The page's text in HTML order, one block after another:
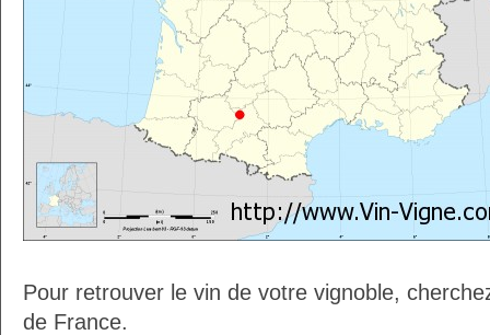
Pour retrouver le vin de votre vignoble,
de France.